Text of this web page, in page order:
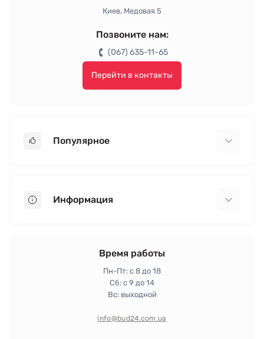
Киев, Медовая 5
Позвоните нам:
(067) 635-11-65
Перейти в контакты
Популярное
Пенопласт
Информация
Политика конфиденциальности
Время работы
Пн-Пт: с 8 до 18
Сб: с 9 до 14
Вс: выходной
info@bud24.com.ua